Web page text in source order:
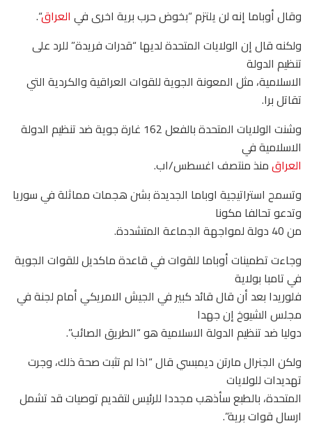
وقال أوباما إنه لن يلتزم “بخوض حرب برية اخرى في العراق“.
ولكنه قال إن الولايات المتحدة لديها “قدرات فريدة” للرد على
تنظيم الدولة
الاسلامية، مثل المعونة الجوية للقوات العراقية والكردية التي
تقاتل برا.
وشنت الولايات المتحدة بالفعل 162 غارة جوية ضد تنظيم الدولة
الاسلامية في
العراقمنذ منتصف اغسطس/اب.
وتسمح استراتيجية اوباما الجديدة بشن هجمات مماثلة في سوريا
وتدعو تحالفا مكونا
من 40 دولة لمواجهة الجماعة المتشددة.
وجاءت تطمينات أوباما للقوات في قاعدة ماكديل للقوات الجوية
في تامبا بولاية
فلوريدا بعد أن قال قائد كبير في الجيش الامريكي أمام لجنة في
مجلس الشيوخ إن جهدا
دوليا ضد تنظيم الدولة الاسلامية هو “الطريق الصائب”.
ولكن الجنرال مارتن ديمبسي قال “اذا لم تثبت صحة ذلك، وجرت
تهديدات للولايات
المتحدة، بالطبع سأذهب مجددا للرئيس لتقديم توصيات قد تشمل
ارسال قوات برية”.